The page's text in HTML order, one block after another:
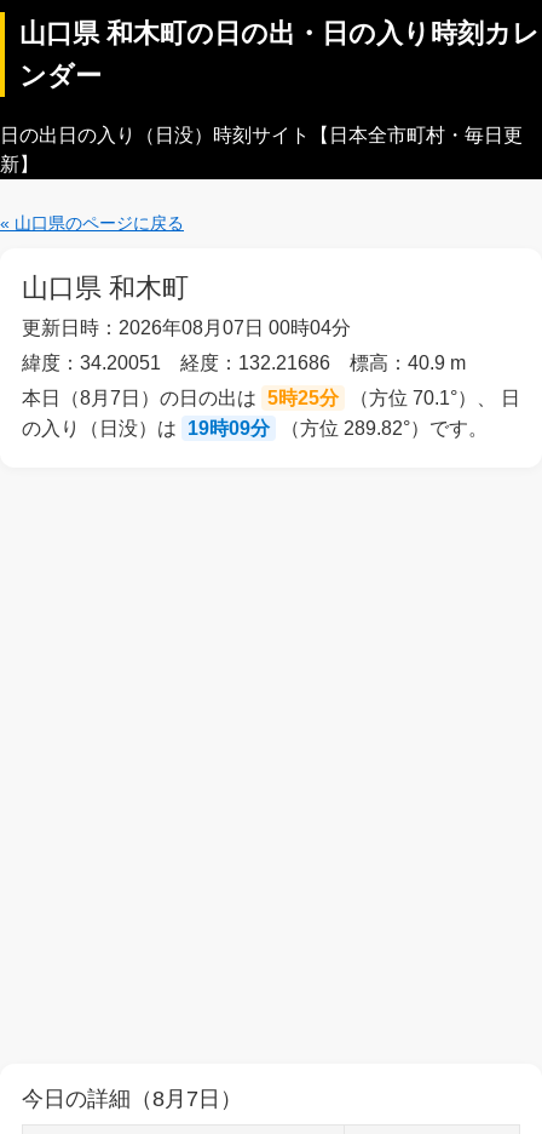
山口県 和木町の日の出・日の入り時刻カレ
ンダー
日の出日の入り（日没）時刻サイト【日本全市町村・毎日更
新】
« 山口県のページに戻る
山口県 和木町
更新日時：2026年08月07日 00時04分
緯度：34.20051 経度：132.21686 標高：40.9 m
本日（8月7日）の日の出は 5時25分
（方位 70.1°）、 日
の入り（日没）は
19時09分 （方位 289.82°）です。
今日の詳細（8月7日）